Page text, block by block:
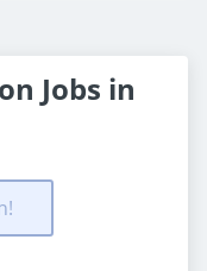
Jobs in